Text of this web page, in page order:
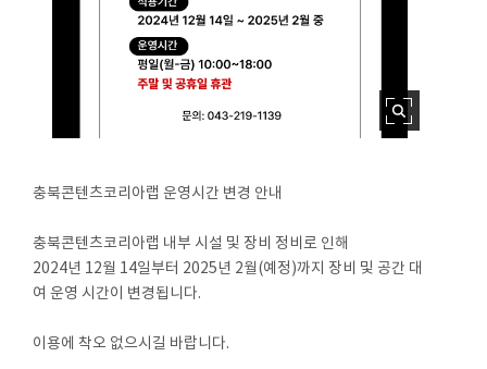
충북콘텐츠코리아랩 운영시간 변경 안내
충북콘텐츠코리아랩 내부 시설 및 장비 정비로 인해
2024년 12월 14일부터 2025년 2월(예정)까지 장비 및 공간 대
여 운영 시간이 변경됩니다.
이용에 착오 없으시길 바랍니다.